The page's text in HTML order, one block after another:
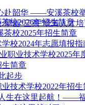
赴韶华 ——安溪茶校
画“三茶”统筹人才
校2026年招生简章
茶校2025年招生简章
校2024年志愿填报指
职业技术学校2025
生简章
起步
技术学校2022年招生
生在这里起航！——